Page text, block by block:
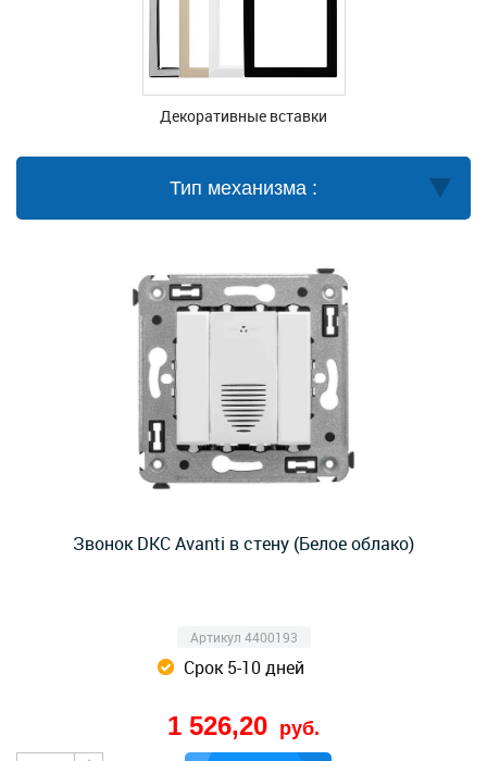
Декоративные вставки
Тип механизма :
Звонок DKC Avanti в стену (Белое облако)
Артикул 4400193
Срок 5-10 дней
1 526,20 руб.